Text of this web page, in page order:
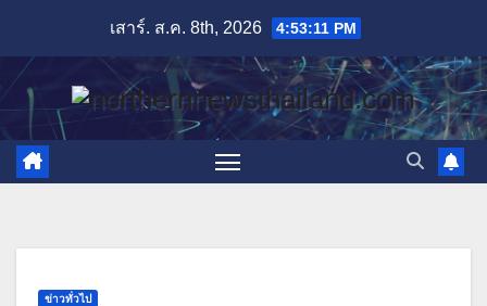
content
เสาร์. ส.ค. 8th, 2026 4:53:12 PM
ข่าวทั่วไป